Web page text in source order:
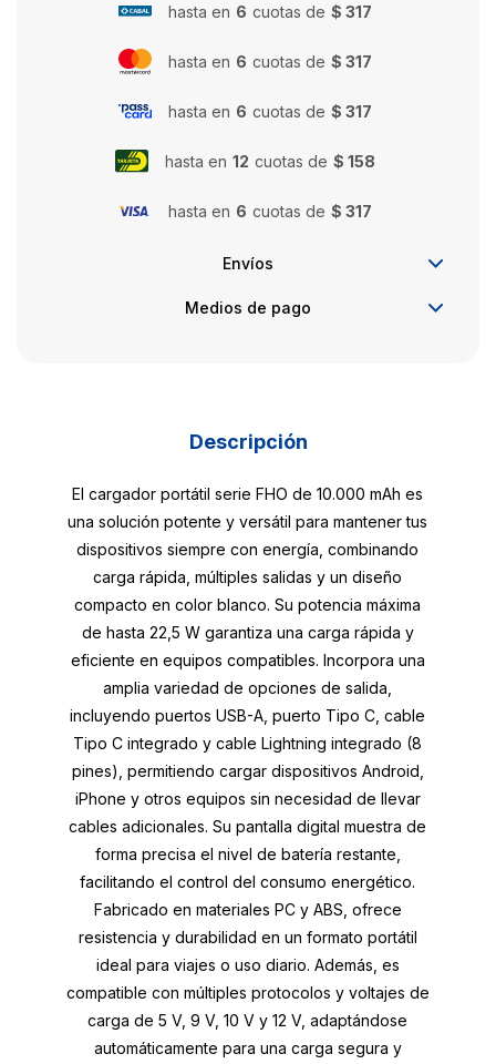
hasta en 6 cuotas de $ 317
hasta en 6 cuotas de $ 317
hasta en 6 cuotas de $ 317
hasta en 12 cuotas de $ 158
hasta en 6 cuotas de $ 317
Envíos
Medios de pago
Descripción
El cargador portátil serie FHO de 10.000 mAh es
una solución potente y versátil para mantener tus
dispositivos siempre con energía, combinando
carga rápida, múltiples salidas y un diseño
compacto en color blanco. Su potencia máxima
de hasta 22,5 W garantiza una carga rápida y
eficiente en equipos compatibles. Incorpora una
amplia variedad de opciones de salida,
incluyendo puertos USB-A, puerto Tipo C, cable
Tipo C integrado y cable Lightning integrado (8
pines), permitiendo cargar dispositivos Android,
iPhone y otros equipos sin necesidad de llevar
cables adicionales. Su pantalla digital muestra de
forma precisa el nivel de batería restante,
facilitando el control del consumo energético.
Fabricado en materiales PC y ABS, ofrece
resistencia y durabilidad en un formato portátil
ideal para viajes o uso diario. Además, es
compatible con múltiples protocolos y voltajes de
carga de 5 V, 9 V, 10 V y 12 V, adaptándose
automáticamente para una carga segura y